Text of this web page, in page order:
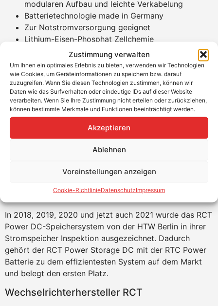
Zustimmung verwalten
Um Ihnen ein optimales Erlebnis zu bieten, verwenden wir Technologien
wie Cookies, um Geräteinformationen zu speichern bzw. darauf
zuzugreifen. Wenn Sie diesen Technologien zustimmen, können wir
Daten wie das Surfverhalten oder eindeutige IDs auf dieser Website
verarbeiten. Wenn Sie Ihre Zustimmung nicht erteilen oder zurückziehen,
können bestimmte Merkmale und Funktionen beeinträchtigt werden.
Akzeptieren
Ablehnen
Voreinstellungen anzeigen
Cookie-RichtlinieDatenschutzImpressum
modularen Aufbau und leichte Verkabelung
Batterietechnologie made in Germany
Zur Notstromversorgung geeignet
Lithium-Eisen-Phosphat Zellchemie
Deutsches Batterie Management System
10 Jahre Zeitwertersatzgarantie
Produkteigenschaften RCT Power Battery
3.8
3,5 kWh nutzbare Speicherkapazität
Maß: 620 x 340 x 340 mm (HxBxT)
In 2018, 2019, 2020 und jetzt auch 2021 wurde das RCT
Power DC-Speichersystem von der HTW Berlin in ihrer
Stromspeicher Inspektion ausgezeichnet. Dadurch
gehört der RCT Power Storage DC mit der RTC Power
Batterie zu dem effizientesten System auf dem Markt
und belegt den ersten Platz.
Wechselrichterhersteller RCT